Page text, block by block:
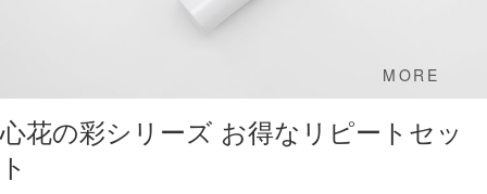
MORE
心花の彩シリーズ お得なリピートセッ
ト